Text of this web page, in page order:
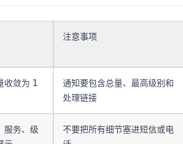
注意事项
收敛为 1
通知要包含总量、最高级别和
处理链接
服务、级
不要把所有细节塞进短信或电